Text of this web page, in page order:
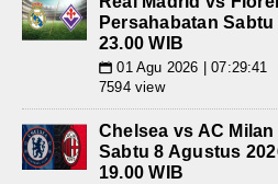
Persahabatan
23.00 WIB
📅 01 Agu 2026 | 07:29:41
7594 view
Chelsea vs AC
Sabtu 8 Agustus
19.00 WIB